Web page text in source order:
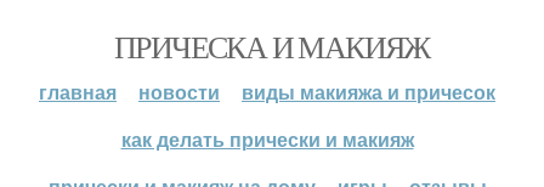
ПРИЧЕСКА И МАКИЯЖ
главная новости
виды макияжа и причесок
как делать прически и макияж